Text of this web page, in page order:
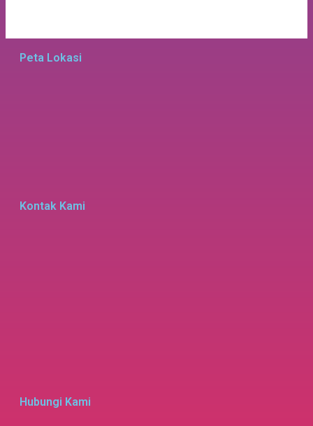
Peta Lokasi
Kontak Kami
Hubungi Kami